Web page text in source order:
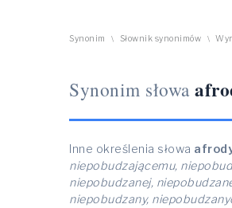
Synonim \ Słownik synonimów \
Synonim słowa
Inne określenia słowa
niepobudzającemu,
niepobudzanej,
niepobudzany,